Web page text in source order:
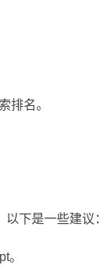
排名。
下是一些建议：
。